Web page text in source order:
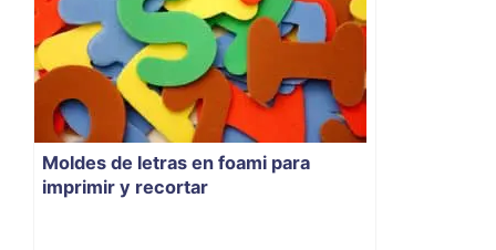
Moldes de letras en foami para
imprimir y recortar